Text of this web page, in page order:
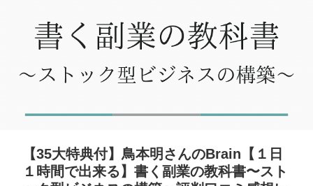
【35大特典付】鳥本明さんのBrain【１日
１時間で出来る】書く副業の教科書〜スト